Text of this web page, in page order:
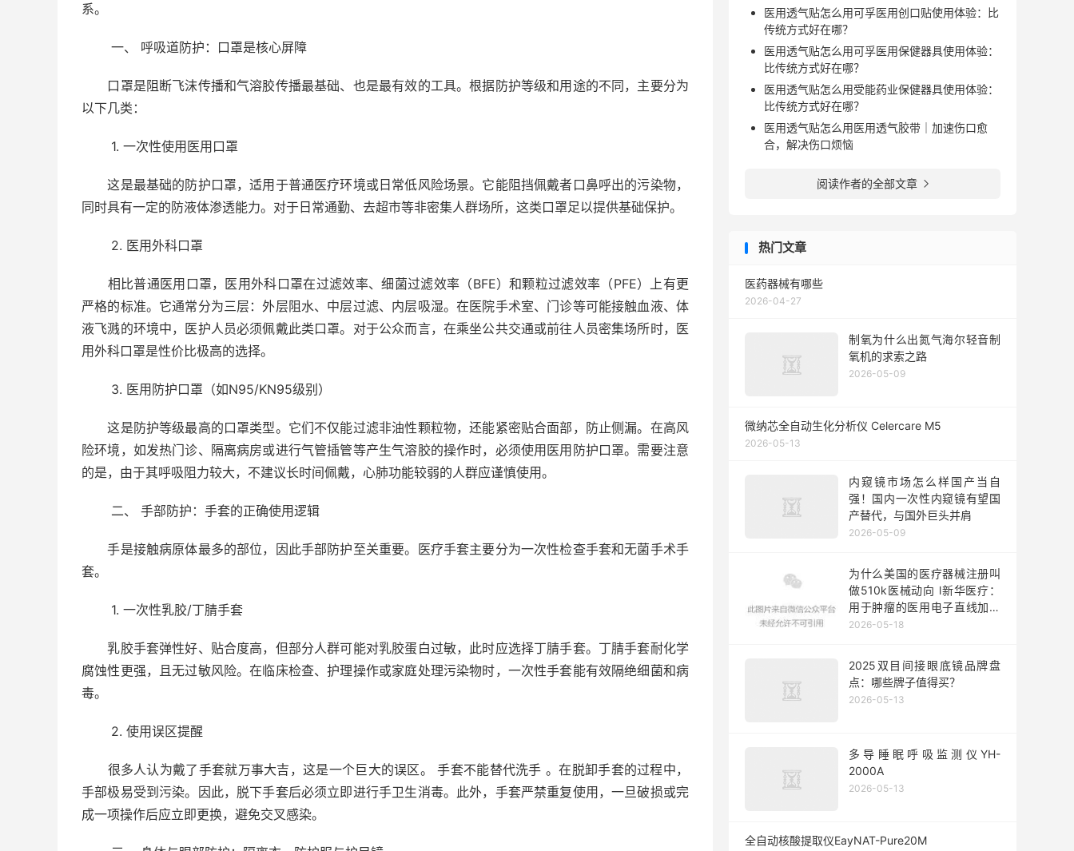
系。
一、 呼吸道防护：口罩是核心屏障
口罩是阻断飞沫传播和气溶胶传播最基础、也是最有效的工具。根据防护等级和用途的不同，主要分为
以下几类：
1. 一次性使用医用口罩
这是最基础的防护口罩，适用于普通医疗环境或日常低风险场景。它能阻挡佩戴者口鼻呼出的污染物，
同时具有一定的防液体渗透能力。对于日常通勤、去超市等非密集人群场所，这类口罩足以提供基础保护。
2. 医用外科口罩
相比普通医用口罩，医用外科口罩在过滤效率、细菌过滤效率（BFE）和颗粒过滤效率（PFE）上有更
严格的标准。它通常分为三层：外层阻水、中层过滤、内层吸湿。在医院手术室、门诊等可能接触血液、体
液飞溅的环境中，医护人员必须佩戴此类口罩。对于公众而言，在乘坐公共交通或前往人员密集场所时，医
用外科口罩是性价比极高的选择。
3. 医用防护口罩（如N95/KN95级别）
这是防护等级最高的口罩类型。它们不仅能过滤非油性颗粒物，还能紧密贴合面部，防止侧漏。在高风
险环境，如发热门诊、隔离病房或进行气管插管等产生气溶胶的操作时，必须使用医用防护口罩。需要注意
的是，由于其呼吸阻力较大，不建议长时间佩戴，心肺功能较弱的人群应谨慎使用。
二、 手部防护：手套的正确使用逻辑
手是接触病原体最多的部位，因此手部防护至关重要。医疗手套主要分为一次性检查手套和无菌手术手
套。
1. 一次性乳胶/丁腈手套
乳胶手套弹性好、贴合度高，但部分人群可能对乳胶蛋白过敏，此时应选择丁腈手套。丁腈手套耐化学
腐蚀性更强，且无过敏风险。在临床检查、护理操作或家庭处理污染物时，一次性手套能有效隔绝细菌和病
毒。
2. 使用误区提醒
很多人认为戴了手套就万事大吉，这是一个巨大的误区。 手套不能替代洗手 。在脱卸手套的过程中，
手部极易受到污染。因此，脱下手套后必须立即进行手卫生消毒。此外，手套严禁重复使用，一旦破损或完
成一项操作后应立即更换，避免交叉感染。
医用透气贴怎么用可孚医用创口贴使用体验：比
传统方式好在哪？
医用透气贴怎么用可孚医用保健器具使用体验：
比传统方式好在哪？
医用透气贴怎么用受能药业保健器具使用体验：
比传统方式好在哪？
医用透气贴怎么用医用透气胶带｜加速伤口愈
合，解决伤口烦恼
阅读作者的全部文章 
热门文章
医药器械有哪些
2026-04-27
制氧为什么出氮气海尔轻音制
氧机的求索之路
2026-05-09
微纳芯全自动生化分析仪 Celercare M5
2026-05-13
内窥镜市场怎么样国产当自
强！国内一次性内窥镜有望国
产替代，与国外巨头并肩
2026-05-09
为什么美国的医疗器械注册叫
做510k医械动向 l新华医疗：
用于肿瘤的医用电子直线加速
器等产品获医疗器械注册证－
2026-05-18
2025双目间接眼底镜品牌盘
点：哪些牌子值得买？
2026-05-13
多导睡眠呼吸监测仪YH-
2000A
2026-05-13
全自动核酸提取仪EayNAT-Pure20M